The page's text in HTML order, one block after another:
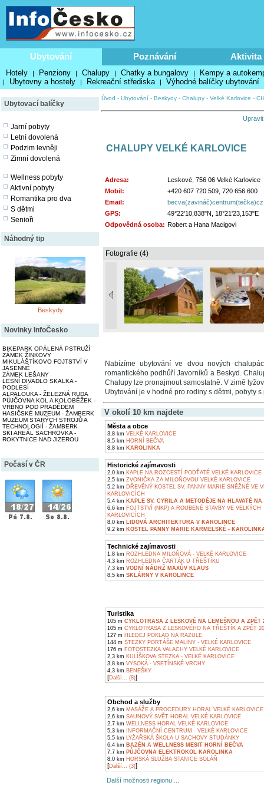
Ubytování Poznávání Aktivita
Hotely | Penziony | Chalupy | Chatky a bungalovy | Kempy a
| Ubytovny a hostely | Rekreační střediska | Výhodné balíčky ubytování
Ubytovací balíčky
Jarní pobyty
Letní dovolená
Podzim levněji
Zimní dovolená
Wellness pobyty
Aktivní pobyty
Romantika pro dva
S dětmi
Senioři
Náhodný tip
Beskydy
Novinky InfoČesko
BIKEPARK OPÁLENÁ PSTRUŽÍ
ZÁMEK ŽINKOVY
MIKULÁŠTÍKOVO FOJTSTVÍ V
JASENNÉ
ZÁMEK LEŠANY
LESNÍ DIVADLO SKALKA -
PODLESÍ
ALPALOUKA - ŽELEZNÁ RUDA
PŮJČOVNA KOL A KOLOBĚŽEK -
VRBNO POD PRADĚDEM
HASIČSKÉ MUZEUM - ŽAMBERK
MUZEUM STARÝCH STROJŮ A
TECHNOLOGIÍ - ŽAMBERK
SKI AREÁL SACHROVKA -
ROKYTNICE NAD JIZEROU
Počasí v ČR
Úvod - Ubytování - Beskydy - Chalupy - Velké Karlovice -
CHALUPY VELKÉ KARLOVICE
Adresa:
Leskové, 756 06 Velké Karlovice
Mobil:
+420 607 720 509, 720 656 600
Email:
becva(zavináč)centrum(tečka)cz
GPS:
49°22'10,838"N, 18°21'23,153"E
Odpovědná osoba: Robert a Hana Macigovi
Fotografie (4)
Nabízíme ubytování ve dvou nových
romantického podhůří Javorníků a Beskyd.
Chalupy lze pronajmout samostatně. V zimě
Ubytování je v hodné pro rodiny s dětmi, pobyty
V okolí 10 km najdete
Města a obce
3,8 km VELKÉ KARLOVICE
8,5 km HORNÍ BEČVA
8,8 km KAROLINKA
Historické zajímavosti
2,0 km KAPLE NA ROZCESTÍ PODŤATÉ VELKÉ KARLOVICE
2,5 km ZVONIČKA ZA MILOŇOVOU VELKÉ KARLOVICE
5,2 km DŘEVĚNÝ KOSTEL SV. PANNY MARIE SNĚŽNÉ VE
KARLOVICÍCH
5,4 km KAPLE SV. CYRILA A METODĚJE NA HLAVATÉ NA
6,6 km FOJTSTVÍ (NKP) A ROUBENÉ STAVBY VE VELKÝCH
KARLOVICÍCH
8,0 km LIDOVÁ ARCHITEKTURA V KAROLINCE
9,2 km KOSTEL PANNY MARIE KARMELSKÉ -
Technické zajímavosti
1,8 km ROZHLEDNA MILOŇOVÁ - VELKÉ KARLOVICE
4,3 km ROZHLEDNA ČARTÁK U TŘEŠTÍKU
7,3 km VODNÍ NÁDRŽ MAXŮV KLAUS
8,5 km SKLÁRNY V KAROLINCE
Turistika
105 m CYKLOTRASA Z LESKOVÉ NA LEMEŠNOU A ZPĚT
105 m CYKLOTRASA Z LESKOVÉHO NA TŘEŠTÍK A ZPĚT
127 m HLEDEJ POKLAD NA RAZULE
144 m STEZKY PORTÁŠE MALINY - VELKÉ KARLOVICE
176 m FOTOSTEZKA VALACHY VELKÉ KARLOVICE
2,3 km KULÍŠKOVA STEZKA - VELKÉ KARLOVICE
3,8 km VYSOKÁ - VSETÍNSKÉ VRCHY
4,3 km BENEŠKY
[Další... (8)]
Obchod a služby
2,6 km MASÁŽE A PROCEDURY HORAL VELKÉ KARLOVICE
2,6 km SAUNOVÝ SVĚT HORAL VELKÉ KARLOVICE
2,7 km WELLNESS HORAL VELKÉ KARLOVICE
5,3 km INFORMAČNÍ CENTRUM - VELKÉ KARLOVICE
5,5 km LYŽAŘSKÁ ŠKOLA U SACHOVY STUDÁNKY
6,4 km BAZÉN A WELLNESS MESIT HORNÍ BEČVA
7,7 km PŮJČOVNA ELEKTROKOL KAROLINKA
8,0 km HORSKÁ SLUŽBA STANICE SOLÁŇ
[Další... (3)]
Další možnosti regionu ...